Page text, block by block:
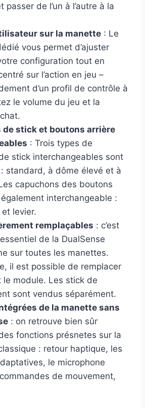
passer de l’un à l’autre à la
sur la manette : Le
vous permet d’ajuster
configuration tout en
sur l’action en jeu –
d’un profil de contrôle à
le volume du jeu et la
de stick et boutons arrière
: Trois types de
stick interchangeables sont
standard, à dôme élevé et à
capuchons des boutons
interchangeable :
levier.
remplaçables : c’est
de la DualSense
sur toutes les manettes.
il est possible de remplacer
le module. Les stick de
sont vendus séparément.
de la manette sans
: on retrouve bien sûr
fonctions présnetes sur la
: retour haptique, les
le microphone
de mouvement,